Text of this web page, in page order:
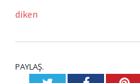
diken
PAYLAŞ.